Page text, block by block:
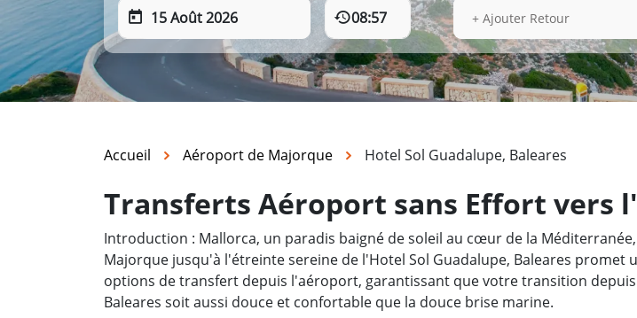
15 Août 2026 08:57 15 Août 2026
+ Ajouter Retour
Accueil Aéroport de Majorque Hotel Sol Guadalupe, Baleares
Transferts Aéroport sans Effort vers
Introduction : Mallorca, un paradis baigné de soleil au cœur de la
Majorque jusqu'à l'étreinte sereine de l'Hotel Sol Guadalupe, Baleares promet
options de transfert depuis l'aéroport, garantissant que votre transition
Baleares soit aussi douce et confortable que la douce brise marine.